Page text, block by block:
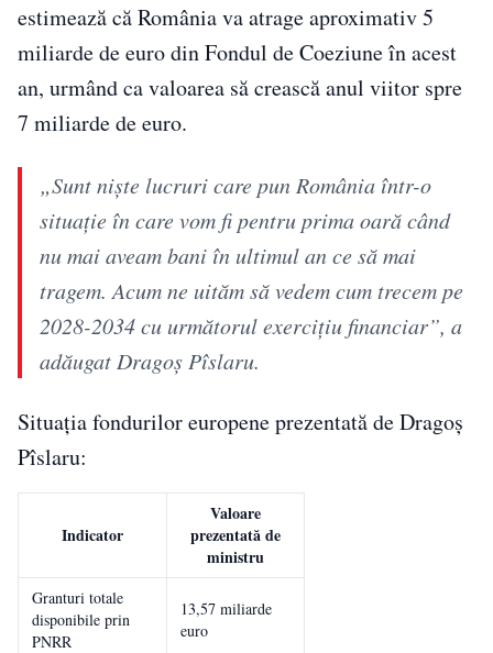
estimează că România va atrage aproximativ 5
miliarde de euro din Fondul de Coeziune în acest
an, urmând ca valoarea să crească anul viitor spre
7 miliarde de euro.
„Sunt nişte lucruri care pun România într-o
situaţie în care vom fi pentru prima oară când
nu mai aveam bani în ultimul an ce să mai
tragem. Acum ne uităm să vedem cum trecem pe
2028-2034 cu următorul exerciţiu financiar”, a
adăugat Dragoș Pîslaru.
Situația fondurilor europene prezentată de Dragoș
Pîslaru:
Indicator
Valoare
prezentată de
ministru
Granturi totale
disponibile prin
PNRR
13,57 miliarde
euro